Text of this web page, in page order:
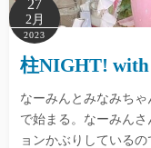
27
2月
2023
柱NIGHT! with
なーみんとみなみち
で始まる。なーみん
ョンかぶりしている